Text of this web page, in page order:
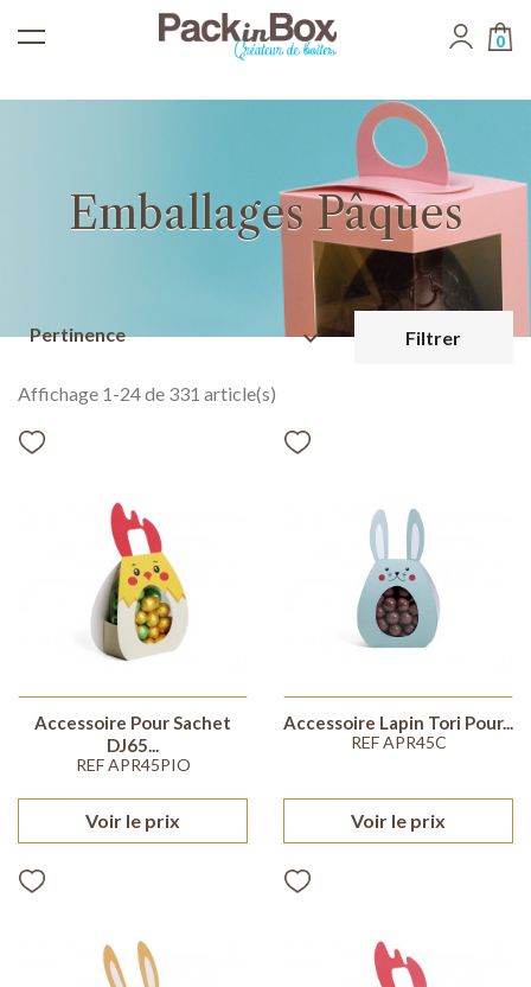
0
Emballages Pâques
Pertinence expand_more Filtrer
Affichage 1-24 de 331 article(s)
Accessoire Pour Sachet
DJ65...
REF APR45PIO
Voir le prix
Accessoire Lapin Tori Pour...
REF APR45C
Voir le prix